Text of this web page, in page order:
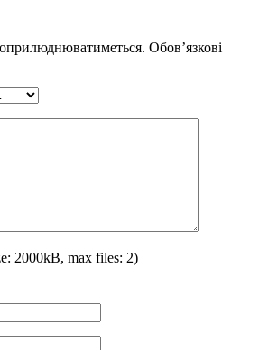
Обов’язкові
2000kB, max files: 2)